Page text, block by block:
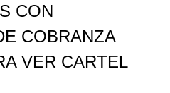
CON
COBRANZA
VER CARTEL